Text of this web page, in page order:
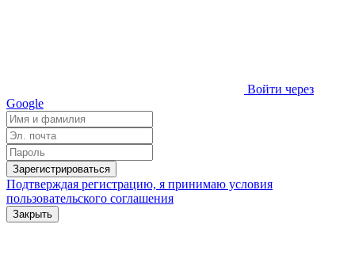
Войти через
Google
Зарегистрироваться
Подтверждая регистрацию, я принимаю условия
пользовательского соглашения
Закрыть